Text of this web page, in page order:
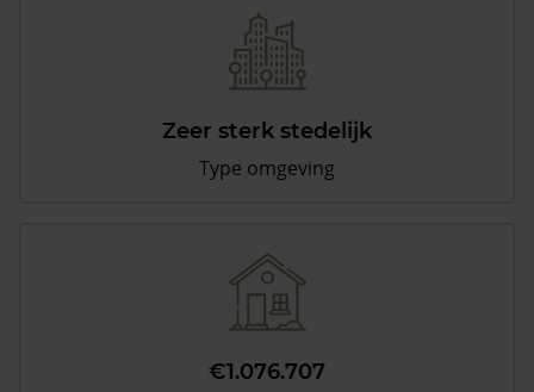
Zeer sterk stedelijk
Type omgeving
€1.076.707